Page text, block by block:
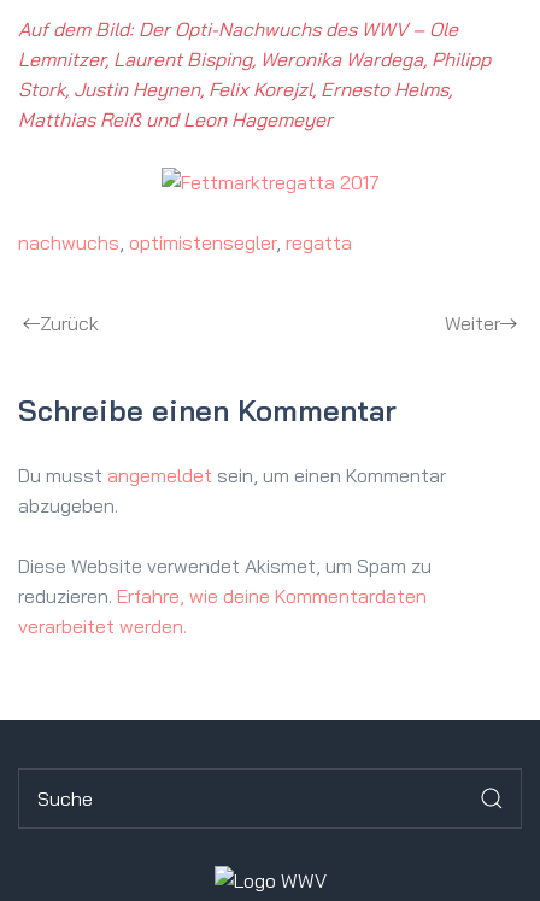
Auf dem Bild: Der Opti­-Nachwuchs des WWV – Ole
Lemnitzer, Laurent Bisping, Weronika Wardega, Philipp
Stork, Justin Heynen, Felix Korejzl, Ernesto Helms,
Matthias Reiß und Leon Hagemeyer
nachwuchs optimistensegler, regatta
Zurück Weiter
Schreibe einen Kommentar
Du musst angemeldet sein, um einen Kommentar
abzugeben.
Diese Website verwendet Akismet, um Spam zu
reduzieren. Erfahre, wie deine Kommentardaten
verarbeitet werden.